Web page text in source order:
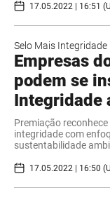
17.05.2022 | 16:51
Selo Mais Integridade
Empresas
podem se
Integridade
Premiação
integridade com
sustentabilidade
17.05.2022 | 16:50